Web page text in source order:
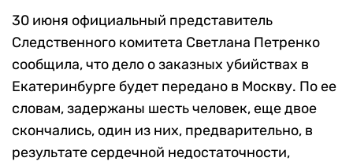
30 июня официальный представитель
Следственного комитета Светлана Петренко
сообщила, что дело о заказных убийствах в
Екатеринбурге будет передано в Москву. По ее
словам, задержаны шесть человек, еще двое
скончались, один из них, предварительно, в
результате сердечной недостаточности,